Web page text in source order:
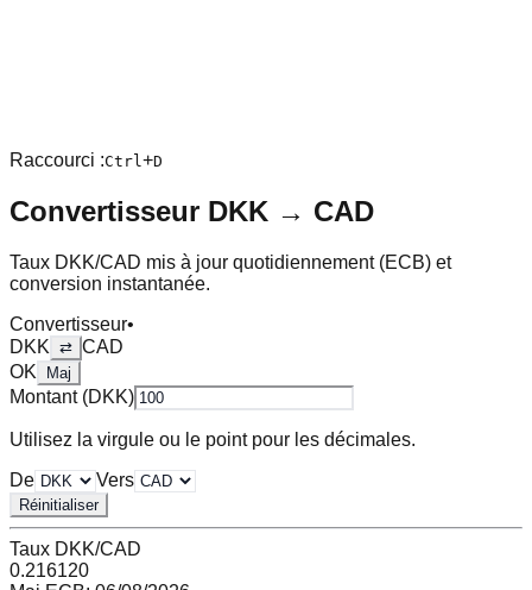
Raccourci :Ctrl+D
Convertisseur DKK → CAD
Taux DKK/CAD mis à jour quotidiennement (ECB) et
conversion instantanée.
Convertisseur•
DKK ⇄ CAD
OK
Maj
Montant (DKK)
Utilisez la virgule ou le point pour les décimales.
De
Vers
Réinitialiser
Taux DKK/CAD
0.216120